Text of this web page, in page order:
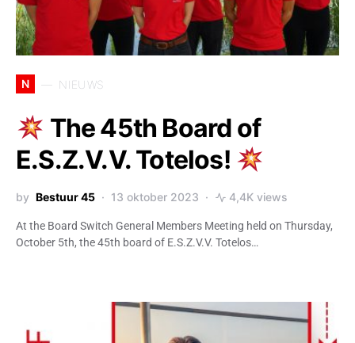
N NIEUWS
The 45th Board of
E.S.Z.V.V. Totelos!
by Bestuur 45 13 oktober 2023 4,4K views
At the Board Switch General Members Meeting held on Thursday,
October 5th, the 45th board of E.S.Z.V.V. Totelos…